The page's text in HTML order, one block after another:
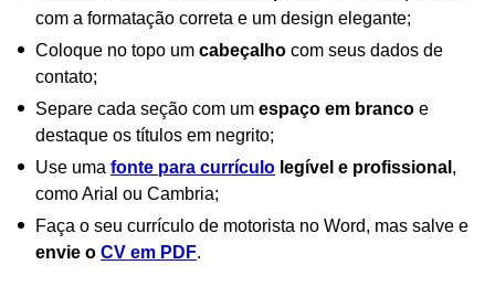
com a formatação correta e um design elegante;
Coloque no topo um cabeçalho com seus dados de
contato;
Separe cada seção com um espaço em branco e
destaque os títulos em negrito;
Use uma fonte para currículo legível e profissional ,
como Arial ou Cambria;
Faça o seu currículo de motorista no Word, mas salve e
envie o CV em PDF.